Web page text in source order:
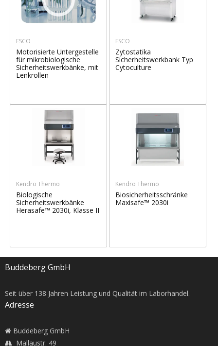
ESCO
Motorisierte Untergestelle
für mikrobiologische
Sicherheitswerkbänke, mit
Lenkrollen
ESCO
Zytostatika
Sicherheitswerkbank Typ
Cytoculture
Kendro Thermo
Biologische
Sicherheitswerkbänke
Herasafe™ 2030i, Klasse II
Kendro Thermo
Biosicherheitsschränke
Maxisafe™ 2030i
Buddeberg GmbH
Seit über 138 Jahren Leistung und Qualität im Laborhandel.
Adresse
Buddeberg GmbH
Mallaustr. 49